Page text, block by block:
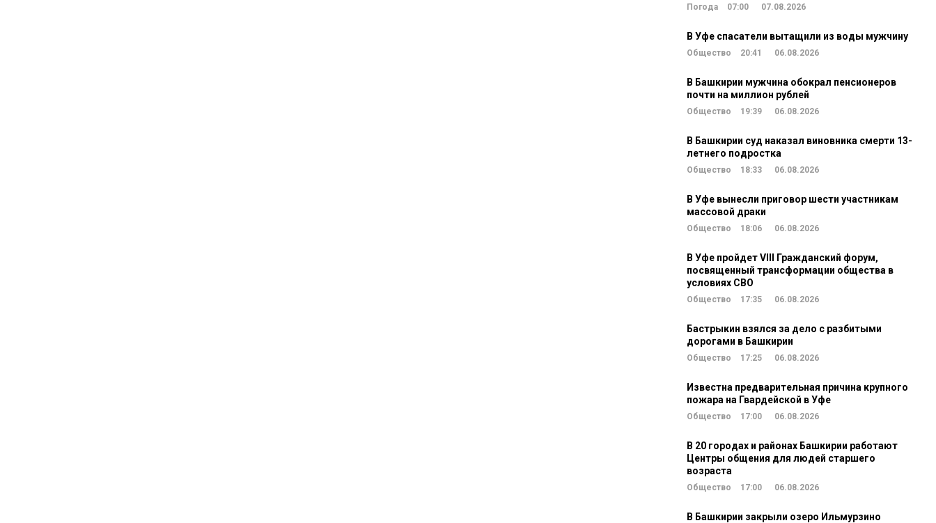
Погода 07:00 07.08.2026
В Уфе спасатели вытащили из воды мужчину
Общество 20:41 06.08.2026
В Башкирии мужчина обокрал пенсионеров
почти на миллион рублей
Общество 19:39 06.08.2026
В Башкирии суд наказал виновника смерти 13-
летнего подростка
Общество 18:33 06.08.2026
В Уфе вынесли приговор шести участникам
массовой драки
Общество 18:06 06.08.2026
В Уфе пройдет VIII Гражданский форум,
посвященный трансформации общества в
условиях СВО
Общество 17:35 06.08.2026
Бастрыкин взялся за дело с разбитыми
дорогами в Башкирии
Общество 17:25 06.08.2026
Известна предварительная причина крупного
пожара на Гвардейской в Уфе
Общество 17:00 06.08.2026
В 20 городах и районах Башкирии работают
Центры общения для людей старшего
возраста
Общество 17:00 06.08.2026
В Башкирии закрыли озеро Ильмурзино